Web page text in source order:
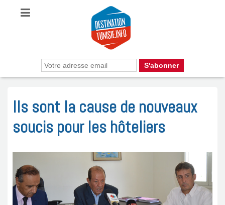
Ils sont la cause de nouveaux
soucis pour les hôteliers